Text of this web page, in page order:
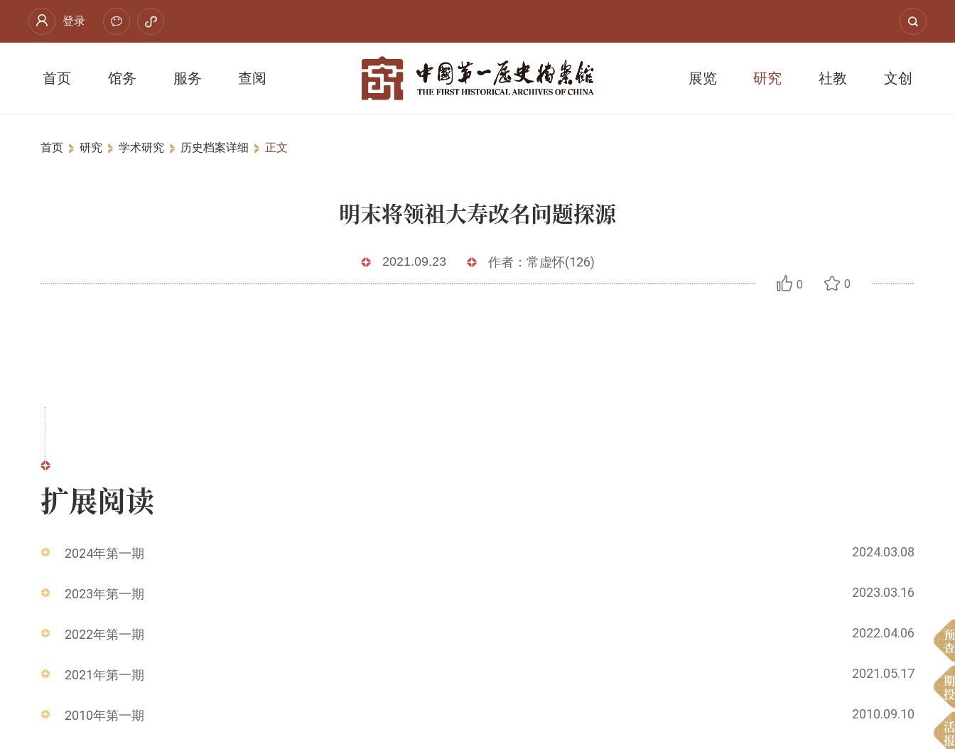
登录
首页 馆务 服务 查阅 展览 研究 社教 文创
首页 研究 学术研究 历史档案详细 正文
明末将领祖大寿改名问题探源
2021.09.23 作者：常虚怀(126)
0 0
扩展阅读
2024年第一期 2024.03.08
2023年第一期 2023.03.16
2022年第一期 2022.04.06
2021年第一期 2021.05.17
2010年第一期 2010.09.10